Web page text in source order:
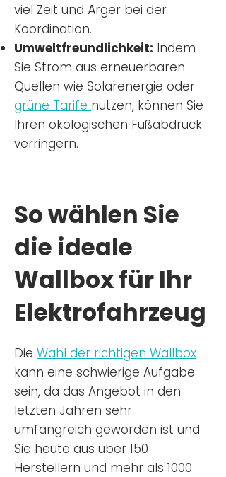
viel Zeit und Ärger bei der
Koordination.
Umweltfreundlichkeit: Indem
Sie Strom aus erneuerbaren
Quellen wie Solarenergie oder
grüne Tarife nutzen, können Sie
Ihren ökologischen Fußabdruck
verringern.
So wählen Sie
die ideale
Wallbox für Ihr
Elektrofahrzeug
Die Wahl der richtigen Wallbox
kann eine schwierige Aufgabe
sein, da das Angebot in den
letzten Jahren sehr
umfangreich geworden ist und
Sie heute aus über 150
Herstellern und mehr als 1000